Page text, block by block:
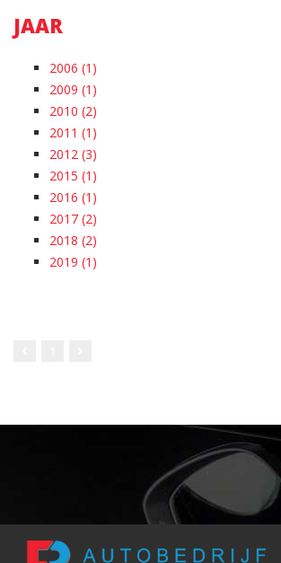
JAAR
2006 (1)
2009 (1)
2010 (2)
2011 (1)
2012 (3)
2015 (1)
2016 (1)
2017 (2)
2018 (2)
2019 (1)